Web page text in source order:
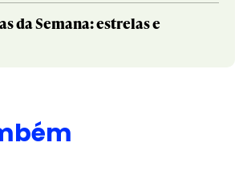
da Semana: estrelas e